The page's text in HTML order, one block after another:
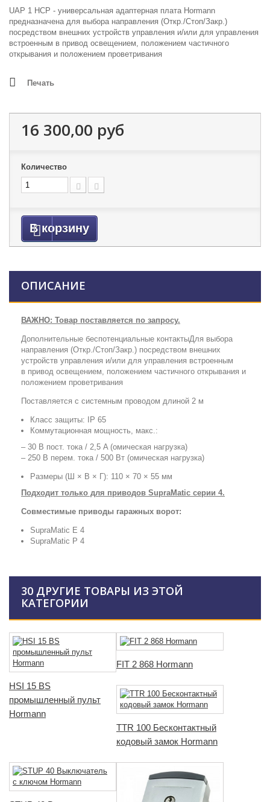
UAP 1 HCP - универсальная адаптерная плата Hormann
предназначена для выбора направления (Откр./Стоп/Закр.)
посредством внешних устройств управления и/или для управления
встроенным в привод освещением, положением частичного
открывания и положением проветривания
Печать
16 300,00 руб
Количество
В корзину
ОПИСАНИЕ
ВАЖНО: Товар поставляется по запросу.
Дополнительные беспотенциальные контактыДля выбора
направления (Откр./Стоп/Закр.) посредством внешних
устройств управления и/или для управления встроенным
в привод освещением, положением частичного открывания и
положением проветривания
Поставляется с системным проводом длиной 2 м
Класс защиты: IP 65
Коммутационная мощность, макс.:
– 30 В пост. тока / 2,5 A (омическая нагрузка)
– 250 В перем. тока / 500 Вт (омическая нагрузка)
Размеры (Ш × В × Г): 110 × 70 × 55 мм
Подходит только для приводов SupraMatic серии 4.
Совместимые приводы гаражных ворот:
SupraMatic E 4
SupraMatic P 4
30 ДРУГИЕ ТОВАРЫ ИЗ ЭТОЙ
КАТЕГОРИИ
HSI 15 BS
промышленный пульт
Hormann
FIT 2 868 Hormann
TTR 100 Бесконтактный
кодовый замок Hormann